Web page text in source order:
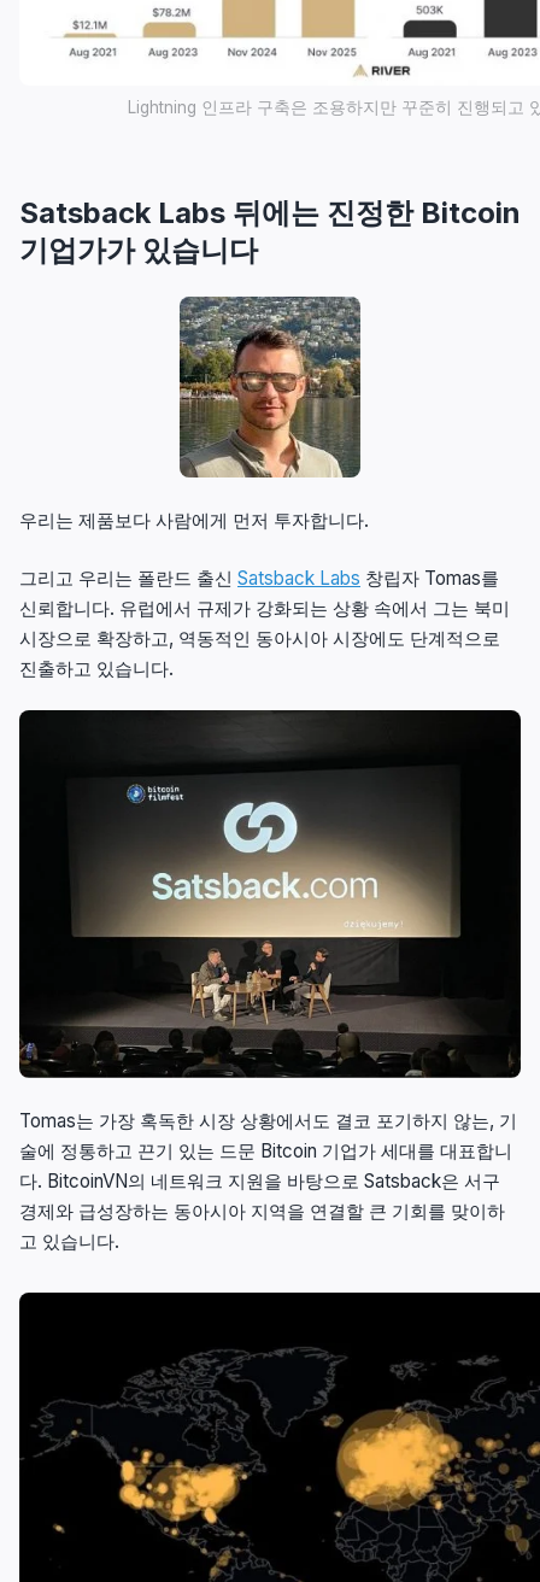
Lightning 인프라 구축은 조용하지만 꾸준히 진행되고
Satsback Labs 뒤에는 진정한 Bitcoin
기업가가 있습니다
우리는 제품보다 사람에게 먼저 투자합니다.
그리고 우리는 폴란드 출신 Satsback Labs 창립자 Tomas를
신뢰합니다. 유럽에서 규제가 강화되는 상황 속에서 그는 북미
시장으로 확장하고, 역동적인 동아시아 시장에도 단계적으로
진출하고 있습니다.
Tomas는 가장 혹독한 시장 상황에서도 결코 포기하지 않는, 기
술에 정통하고 끈기 있는 드문 Bitcoin 기업가 세대를 대표합니
다. BitcoinVN의 네트워크 지원을 바탕으로 Satsback은 서구
경제와 급성장하는 동아시아 지역을 연결할 큰 기회를 맞이하
고 있습니다.